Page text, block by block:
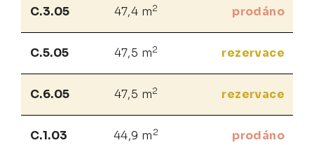
C.3.05 47,4 m2 prodáno
C.5.05 47,5 m2 rezervace
C.6.05 47,5 m2 rezervace
C.1.03 44,9 m 2 prodáno